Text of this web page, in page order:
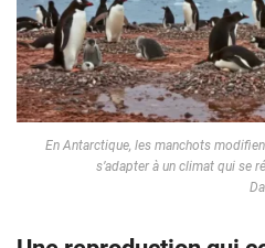
En Antarctique, les manchots
s’adapter à un climat qui se